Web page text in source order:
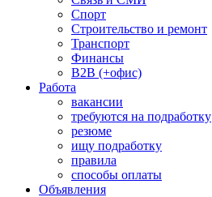
Спорт
Строительство и ремонт
Транспорт
Финансы
B2B (+офис)
Работа
вакансии
требуются на подработку
резюме
ищу подработку
правила
способы оплаты
Объявления